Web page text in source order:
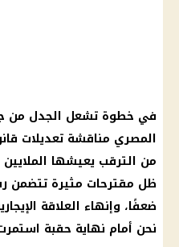
في خطوة تشعل الجدل من
المصري مناقشة تعديلات
من الترقب يعيشها
ضعفًا، وإنهاء العلاقة
نحن أمام نهاية حقبة